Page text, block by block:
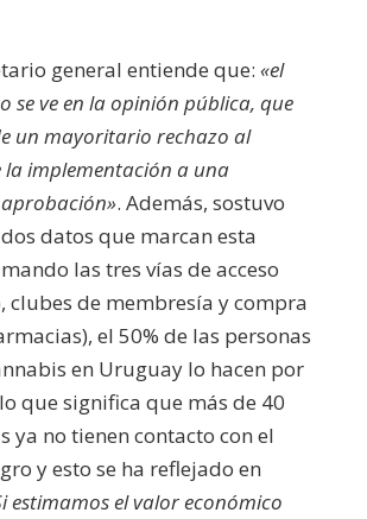
general entiende que: «el
se ve en la opinión pública, que
un mayoritario rechazo al
la implementación a una
. Además, sostuvo
datos que marcan esta
las tres vías de acceso
clubes de membresía y compra
el 50% de las personas
en Uruguay lo hacen por
que significa que más de 40
ya no tienen contacto con el
y esto se ha reflejado en
estimamos el valor económico